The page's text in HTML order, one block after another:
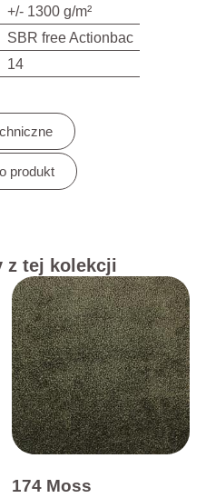
+/- 1300 g/m²
SBR free Actionbac
14
produkt
z tej kolekcji
174 Moss